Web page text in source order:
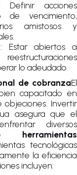
Definir acciones
de vencimiento,
amistosos y
Estar abiertos a
lo adeudado.
de cobranzaEl
capacitado en
Invertir
asegura que el
diversos
tecnológicas
la eficiencia
incluyen: